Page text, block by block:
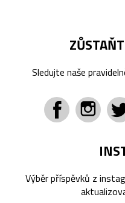
Sledujte naše
Výběr příspěvků z